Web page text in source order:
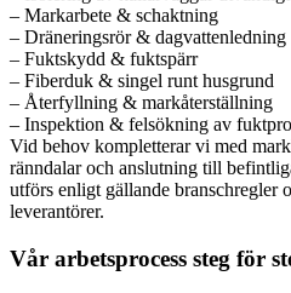
– Markarbete & schaktning
– Dräneringsrör & dagvattenledning
– Fuktskydd & fuktspärr
– Fiberduk & singel runt husgrund
– Återfyllning & markåterställning
– Inspektion & felsökning av
Vid behov kompletterar vi med
ränndalar och anslutning till
utförs enligt gällande branschregler
leverantörer.
Vår arbetsprocess steg för